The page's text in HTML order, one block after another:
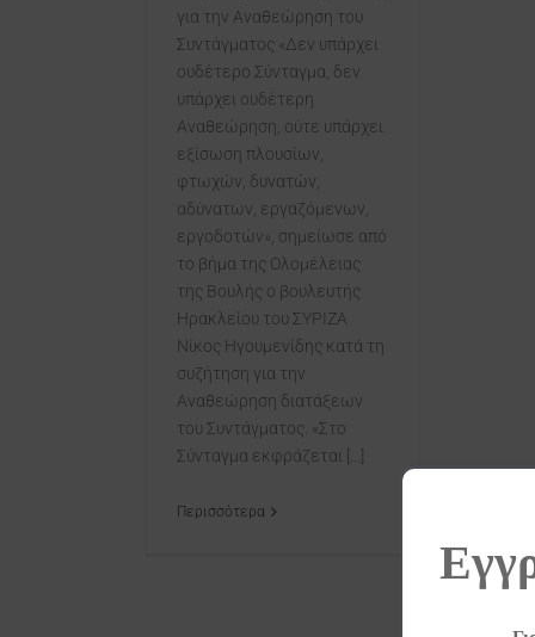
για την Αναθεώρηση του
Συντάγματος «Δεν υπάρχει
ουδέτερο Σύνταγμα, δεν
υπάρχει ουδέτερη
Αναθεώρηση, ούτε υπάρχει
εξίσωση πλουσίων,
φτωχών, δυνατών,
αδύνατων, εργαζόμενων,
εργοδοτών», σημείωσε από
το βήμα της Ολομέλειας
της Βουλής ο βουλευτής
Ηρακλείου του ΣΥΡΙΖΑ
Νίκος Ηγουμενίδης κατά τη
συζήτηση για την
Αναθεώρηση διατάξεων
του Συντάγματος. «Στο
Σύνταγμα εκφράζεται [...]
Περισσότερα